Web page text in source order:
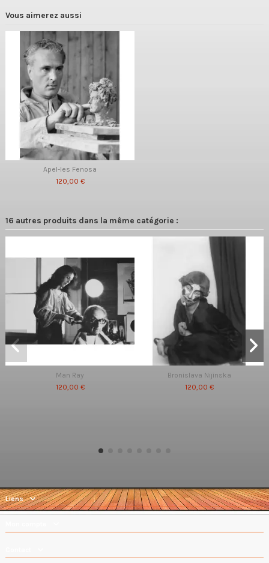
Vous aimerez aussi
Apel-les Fenosa
120,00 €
16 autres produits dans la même catégorie :
Man Ray
120,00 €
Bronislava Nijinska
120,00 €
Liens